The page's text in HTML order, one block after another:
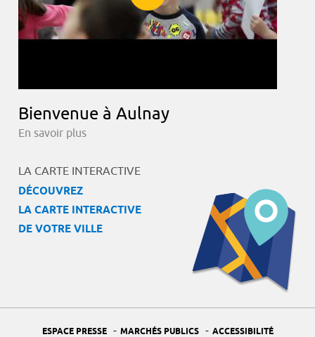
Bienvenue à Aulnay
En savoir plus
LA CARTE INTERACTIVE
DÉCOUVREZ
LA CARTE INTERACTIVE
DE VOTRE VILLE
ESPACE PRESSE - MARCHÉS PUBLICS - ACCESSIBILITÉ